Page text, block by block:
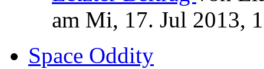
am Mi, 17. Jul 2013,
Space Oddity